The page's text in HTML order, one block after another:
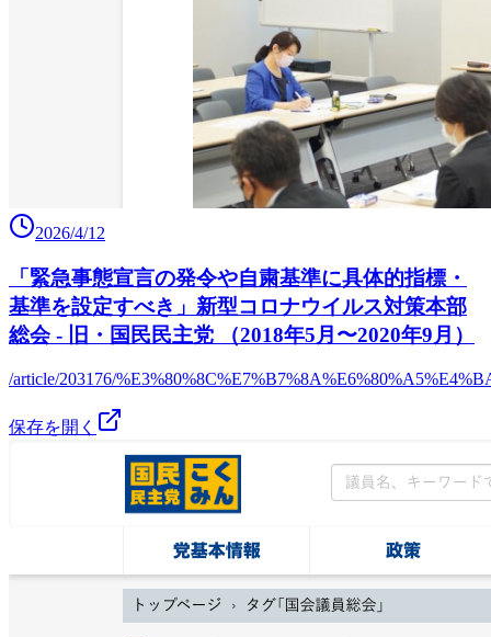
2026/4/12
「緊急事態宣言の発令や自粛基準に具体的指標・
基準を設定すべき」新型コロナウイルス対策本部
総会 - 旧・国民民主党 （2018年5月〜2020年9月）
/article/203176/
保存を開く